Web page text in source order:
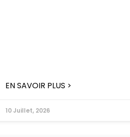
EN SAVOIR PLUS >
10 Juillet, 2026